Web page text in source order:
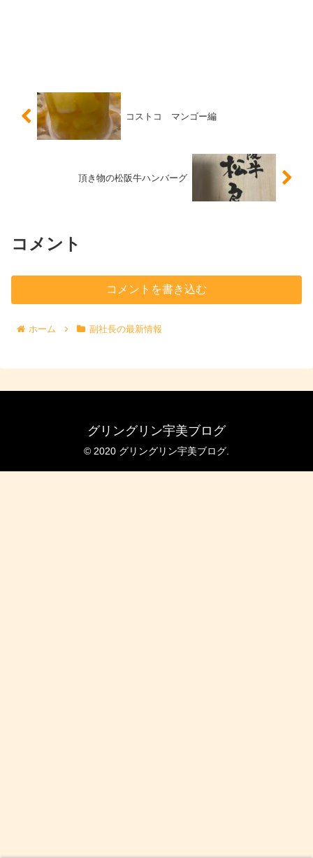
コストコ マンゴー編
頂き物の松阪牛ハンバーグ
コメント
コメントを書き込む
ホーム 副社長の最新情報
グリングリン宇美ブログ
© 2020 グリングリン宇美ブログ.